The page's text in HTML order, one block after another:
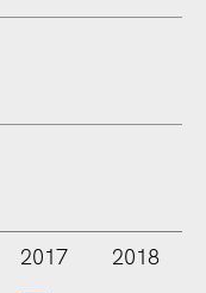
L
2017 2018